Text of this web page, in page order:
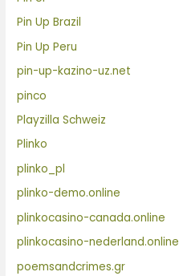
Pin Up Brazil
Pin Up Peru
pin-up-kazino-uz.net
pinco
Playzilla Schweiz
Plinko
plinko_pl
plinko-demo.online
plinkocasino-canada.online
plinkocasino-nederland.online
poemsandcrimes.gr